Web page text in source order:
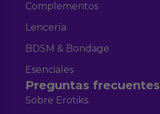
Complementos
Lencería
BDSM & Bondage
Esenciales
Preguntas frecuentes
Sobre Erotiks